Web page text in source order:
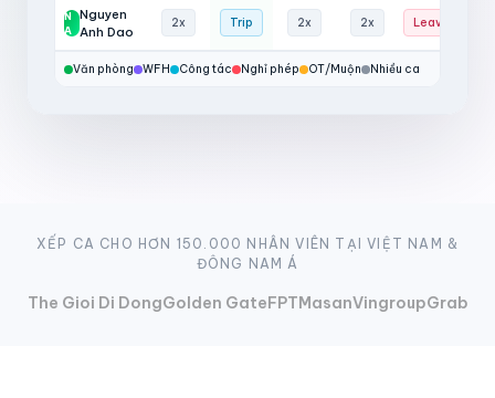
N
A
Nguyen
Anh Dao
2x Trip 2x 2x Leave
Văn phòng WFH Công tác Nghỉ phép OT/Muộn Nhiều ca
XẾP CA CHO HƠN 150.000 NHÂN VIÊN TẠI VIỆT NAM &
ĐÔNG NAM Á
The Gioi Di DongGolden GateFPTMasanVingroupGrab